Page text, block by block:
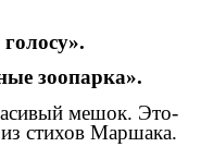
зоопарка».
мешок. Это-
стихов Маршака.